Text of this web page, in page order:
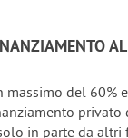
massimo del 60%
privato
in parte da altri